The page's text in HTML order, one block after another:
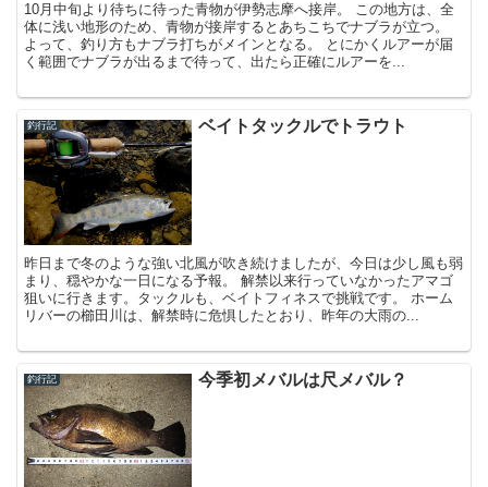
10月中旬より待ちに待った青物が伊勢志摩へ接岸。 この地方は、全
体に浅い地形のため、青物が接岸するとあちこちでナブラが立つ。
よって、釣り方もナブラ打ちがメインとなる。 とにかくルアーが届
く範囲でナブラが出るまで待って、出たら正確にルアーを...
釣行記 ベイトタックルでトラウト
昨日まで冬のような強い北風が吹き続けましたが、今日は少し風も弱
まり、穏やかな一日になる予報。 解禁以来行っていなかったアマゴ
狙いに行きます。タックルも、ベイトフィネスで挑戦です。 ホーム
リバーの櫛田川は、解禁時に危惧したとおり、昨年の大雨の...
釣行記 今季初メバルは尺メバル？